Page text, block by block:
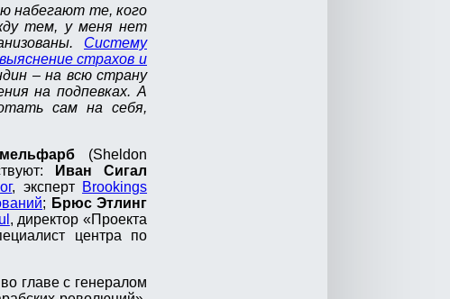
набегают те, кого
тем, у меня нет
Систему
страхов и
– на всю страну
на подпевках. А
сам на себя,
(Sheldon
Иван Сигал
, эксперт Brookings
; Брюс Этлинг
, директор «Проекта
центра по
главе с генералом